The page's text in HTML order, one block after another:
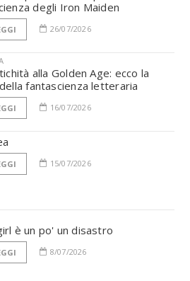
degli Iron Maiden
26/07/2026
alla Golden Age: ecco la
fantascienza letteraria
16/07/2026
15/07/2026
è un po' un disastro
8/07/2026